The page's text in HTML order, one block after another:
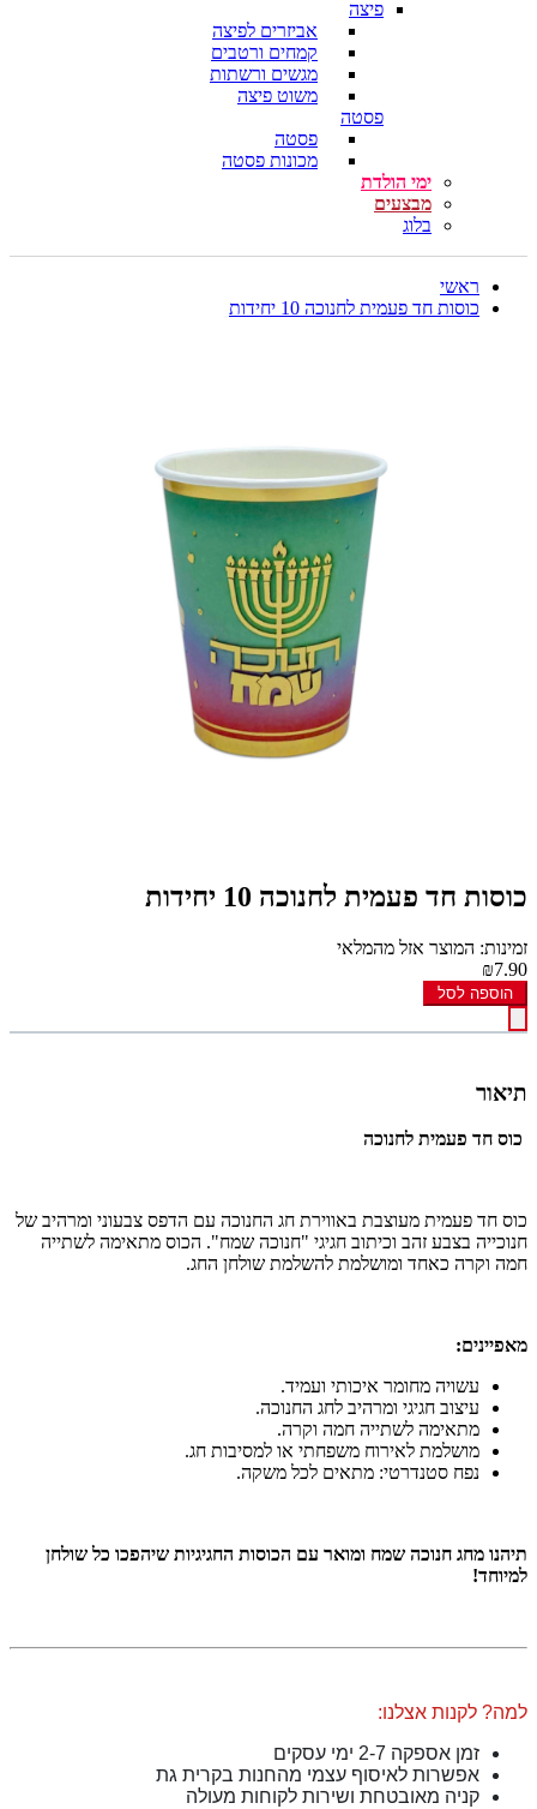
פיצה
אביזרים לפיצה
קמחים ורטבים
מגשים ורשתות
משוט פיצה
פסטה
פסטה
מכונות פסטה
ימי הולדת
מבצעים
בלוג
ראשי
כוסות חד פעמית לחנוכה 10 יחידות
כוסות חד פעמית לחנוכה 10 יחידות
זמינות: המוצר אזל מהמלאי
₪7.90
הוספה לסל
תיאור
כוס חד פעמית לחנוכה
כוס חד פעמית מעוצבת באווירת חג החנוכה עם הדפס צבעוני ומרהיב של
חנוכייה בצבע זהב וכיתוב חגיגי "חנוכה שמח". הכוס מתאימה לשתייה
חמה וקרה כאחד ומושלמת להשלמת שולחן החג.
מאפיינים:
עשויה מחומר איכותי ועמיד.
עיצוב חגיגי ומרהיב לחג החנוכה.
מתאימה לשתייה חמה וקרה.
מושלמת לאירוח משפחתי או למסיבות חג.
נפח סטנדרטי: מתאים לכל משקה.
תיהנו מחג חנוכה שמח ומואר עם הכוסות החגיגיות שיהפכו כל שולחן
למיוחד!
למה? לקנות אצלנו:
זמן אספקה 2-7 ימי עסקים
אפשרות לאיסוף עצמי מהחנות בקרית גת
קניה מאובטחת ושירות לקוחות מעולה